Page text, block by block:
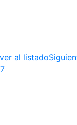
al listado